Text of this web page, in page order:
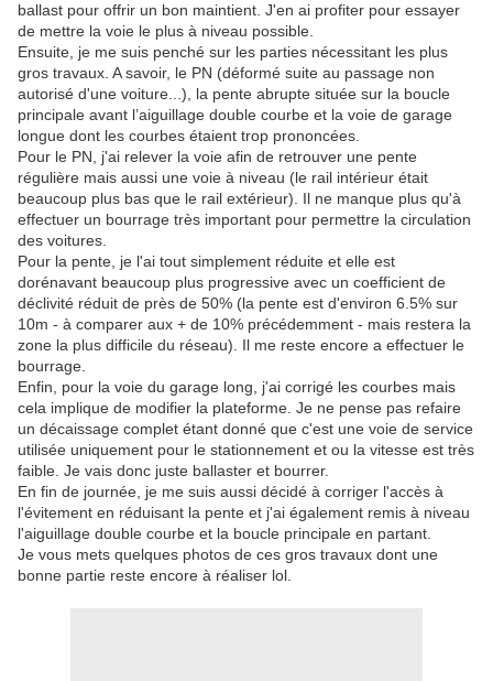
ballast pour offrir un bon maintient. J'en ai profiter pour essayer
de mettre la voie le plus à niveau possible.
Ensuite, je me suis penché sur les parties nécessitant les plus
gros travaux. A savoir, le PN (déformé suite au passage non
autorisé d'une voiture...), la pente abrupte située sur la boucle
principale avant l’aiguillage double courbe et la voie de garage
longue dont les courbes étaient trop prononcées.
Pour le PN, j'ai relever la voie afin de retrouver une pente
régulière mais aussi une voie à niveau (le rail intérieur était
beaucoup plus bas que le rail extérieur). Il ne manque plus qu'à
effectuer un bourrage très important pour permettre la circulation
des voitures.
Pour la pente, je l'ai tout simplement réduite et elle est
dorénavant beaucoup plus progressive avec un coefficient de
déclivité réduit de près de 50% (la pente est d'environ 6.5% sur
10m - à comparer aux + de 10% précédemment - mais restera la
zone la plus difficile du réseau). Il me reste encore a effectuer le
bourrage.
Enfin, pour la voie du garage long, j'ai corrigé les courbes mais
cela implique de modifier la plateforme. Je ne pense pas refaire
un décaissage complet étant donné que c'est une voie de service
utilisée uniquement pour le stationnement et ou la vitesse est très
faible. Je vais donc juste ballaster et bourrer.
En fin de journée, je me suis aussi décidé à corriger l'accès à
l'évitement en réduisant la pente et j'ai également remis à niveau
l'aiguillage double courbe et la boucle principale en partant.
Je vous mets quelques photos de ces gros travaux dont une
bonne partie reste encore à réaliser lol.